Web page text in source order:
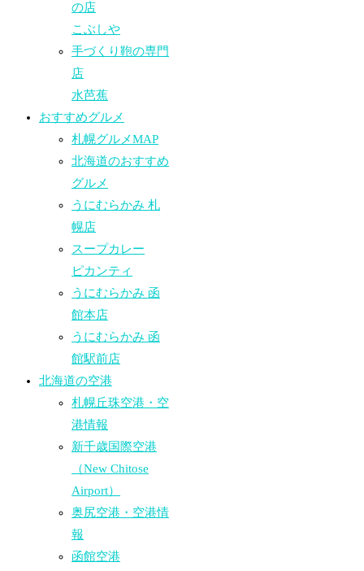
の店
こぶしや
手づくり鞄の専門
店
水芭蕉
おすすめグルメ
札幌グルメMAP
北海道のおすすめ
グルメ
うにむらかみ 札
幌店
スープカレー
ピカンティ
うにむらかみ 函
館本店
うにむらかみ 函
館駅前店
北海道の空港
札幌丘珠空港・空
港情報
新千歳国際空港
（New Chitose
Airport）
奥尻空港・空港情
報
函館空港